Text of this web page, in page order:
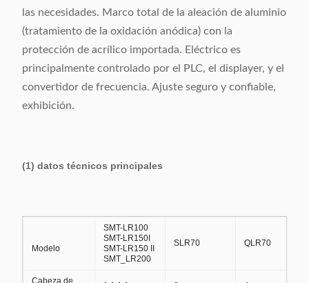
las necesidades. Marco total de la aleación de aluminio
(tratamiento de la oxidación anódica) con la
protección de acrílico importada. Eléctrico es
principalmente controlado por el PLC, el displayer, y el
convertidor de frecuencia. Ajuste seguro y confiable,
exhibición.
(1) datos técnicos principales
Modelo
SMT-LR100
SMT-LR150I
SMT-LR150 II
SMT_LR200
SLR70 QLR70
Cabeza de